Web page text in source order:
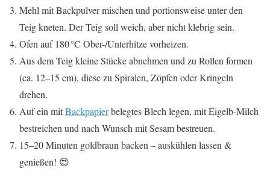
Mehl mit Backpulver mischen und portionsweise unter den
Teig kneten. Der Teig soll weich, aber nicht klebrig sein.
Ofen auf 180 °C Ober-/Unterhitze vorheizen.
Aus dem Teig kleine Stücke abnehmen und zu Rollen formen
(ca. 12–15 cm), diese zu Spiralen, Zöpfen oder Kringeln
drehen.
Auf ein mitBackpapierbelegtes Blech legen, mit Eigelb-Milch
bestreichen und nach Wunsch mit Sesam bestreuen.
15–20 Minuten goldbraun backen – auskühlen lassen &
genießen! 😍